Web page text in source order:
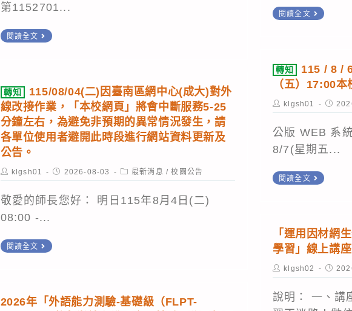
6
考
辛
指
練，
全
體
師
賀。
康
學
校
輔
導
畫
資
習」
甄
章
年
訊
安
全
程
師
班
(第
2
期)」
推
辦
「中
作
線
上
練
房」
線
作
歡
閱讀全文
轉
臺
師
範
大
心
教
育
測
研
第1152701...
閱讀全文
教
育
部
託
立
師
學
轉知
115 / 8 /
（五）17:00
Post
author:
klgsh01
Post
公版 WEB 系
8/7(星期五...
閱讀全文
/
8
6
（四
轉知
115/08/04(二)因臺南區網中心(成大)對外
線改接作業，「本校網頁」將會中斷服務5-25
分鐘左右，為避免非預期的異常情況發生，請
各單位使用者避開此時段進行網站資料更新及
公告。
Post
author:
klgsh01
Post
published:
2026-08-03
Post
category:
最新消息 / 校園公告
敬愛的師長您好： 明日115年8月4日(二)
08:00 -...
閱讀全文
因
「運用因材網
學習」線上講座
Post
author:
klgsh02
Post
說明： 一、講
2026年「外語能力測驗-基礎級（FLPT-